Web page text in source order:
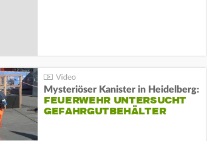
Mysteriöser Kanister in Heidelberg:
FEUERWEHR UNTERSUCHT
GEFAHRGUTBEHÄLTER